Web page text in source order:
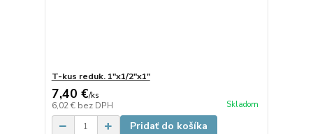
T-kus reduk. 1"x1/2"x1"
7,40 €/ks
6,02 € bez DPH Skladom
Pridať do košíka